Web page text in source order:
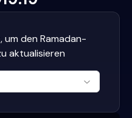
um den Ramadan-
aktualisieren